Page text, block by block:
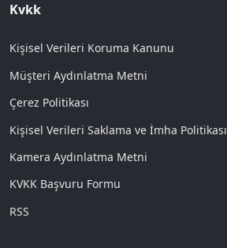
Kvkk
Kişisel Verileri Koruma Kanunu
Müşteri Aydınlatma Metni
Çerez Politikası
Kişisel Verileri Saklama ve İmha Politikası
Kamera Aydınlatma Metni
KVKK Başvuru Formu
RSS